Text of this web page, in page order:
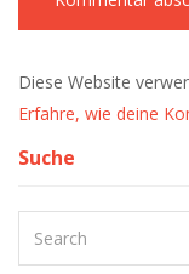
Diese Website
Erfahre, wie deine
Suche